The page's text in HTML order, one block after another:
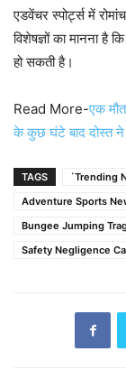
एडवेंचर स्पोर्ट्स में
विशेषज्ञों का मानना है
हो सकती है।
Read More-एक
के कुछ घंटे बाद दोस्त
TAGS `Trending
Adventure Sports
Bungee Jumping
Safety Negligence